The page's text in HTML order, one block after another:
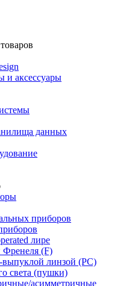
и аксессуары
данных
приборов
лире
Френеля (F)
линзой (PC)
света (пушки)
асимметричные